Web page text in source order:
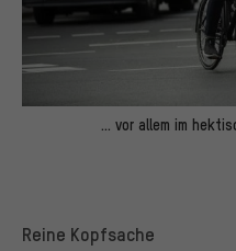
... vor allem im
Reine Kopfsache